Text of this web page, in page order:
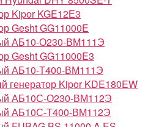
Kipor KGE12Е3
Gesht GG11000E
АБ10-О230-ВМ111Э
Gesht GG11000E3
АБ10-Т400-ВМ111Э
генератор Kipor KDE180EW
АБ10С-О230-ВМ112Э
АБ10С-Т400-ВМ112Э